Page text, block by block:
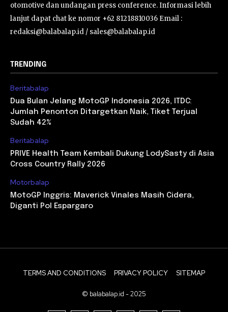
otomotive dan undangan press conference. Informasi lebih
lanjut dapat chat ke nomor +62 81218810036 Email :
redaksi@balabalap.id / sales@balabalap.id
TRENDING
Beritabalap
Dua Bulan Jelang MotoGP Indonesia 2026, ITDC:
Jumlah Penonton Ditargetkan Naik, Tiket Terjual
Sudah 42%
Beritabalap
PRIVE Health Team Kembali Dukung LodySasty di Asia
Cross Country Rally 2026
Motorbalap
MotoGP Inggris: Maverick Vinales Masih Cidera,
Diganti Pol Espargaro
TERMS AND CONDITIONS PRIVACY POLICY SITEMAP
© balabalap.id - 2025